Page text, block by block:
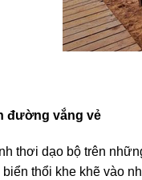
đường vắng vẻ
thơi dạo bộ trên
thổi khe khẽ vào